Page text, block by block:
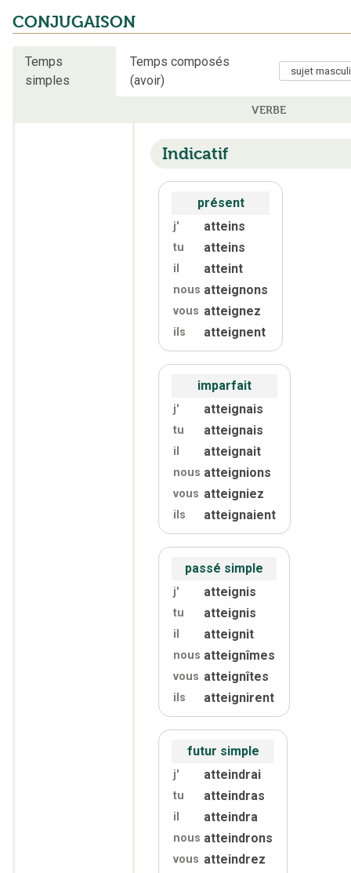
CONJUGAISON
Temps
simples
Temps composés
(avoir)
VERBE
Indicatif
présent
j' atteins
tu atteins
il atteint
nous atteignons
vous atteignez
ils atteignent
imparfait
j' atteignais
tu atteignais
il atteignait
nous atteignions
vous atteigniez
ils atteignaient
passé simple
j' atteignis
tu atteignis
il atteignit
nous atteignîmes
vous atteignîtes
ils atteignirent
futur simple
j' atteindrai
tu atteindras
il atteindra
nous atteindrons
vous atteindrez